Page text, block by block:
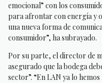
emocional” con los
para afrontar con energía y
una nueva forma de
consumidor”, ha subrayado.
Por su parte, el director de
asegurado que la bodega
sector”. “En LAN ya lo